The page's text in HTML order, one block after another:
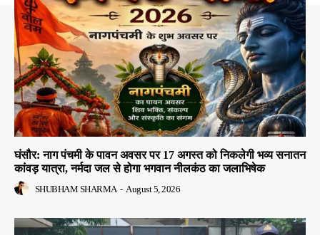
घंसौर: नाग पंचमी के पावन अवसर पर 17 अगस्त को निकलेगी भव्य सनातन
कांवड़ यात्रा, नर्मदा जल से होगा भगवान नीलकंठ का जलाभिषेक
SHUBHAM SHARMA - August 5, 2026